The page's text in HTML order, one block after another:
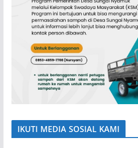
IKUTI MEDIA SOSIAL KAMI